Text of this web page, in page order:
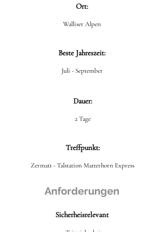
Ort:
Walliser Alpen
Beste Jahreszeit:
Juli - September
Dauer:
2 Tage
Treffpunkt:
Zermatt - Talstation Matterhorn Express
Anforderungen
Sicherheisrelevant